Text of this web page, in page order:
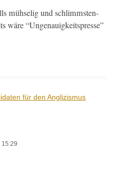
müh­selig und schlimm­sten­
wäre “Unge­nauigkeit­s­presse”
für den Anglizismus
15:29